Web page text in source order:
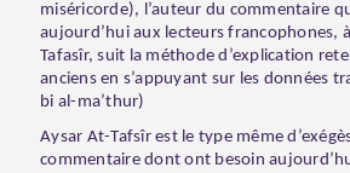
miséricorde), l’auteur du commentaire
aujourd’hui aux lecteurs francophones,
Tafasîr, suit la méthode d’explication
anciens en s’appuyant sur les données
bi al-ma’thur)
Aysar At-Tafsîr est le type même
commentaire dont ont besoin